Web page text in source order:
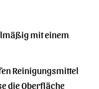
mit einem
Reinigungsmittel
die Oberfläche